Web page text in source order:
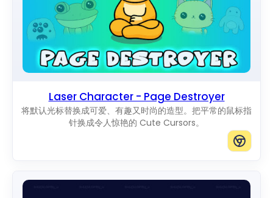
Laser Character - Page Destroyer
将默认光标替换成可爱、有趣又时尚的造型。把平常的鼠标指
针换成令人惊艳的 Cute Cursors。